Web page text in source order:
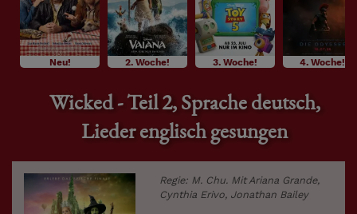
Neu! 2. Woche! 3. Woche! 4. Woche!
Wicked - Teil 2, Sprache deutsch,
Lieder englisch gesungen
Regie: M. Chu. Mit Ariana Grande,
Cynthia Erivo, Jonathan Bailey